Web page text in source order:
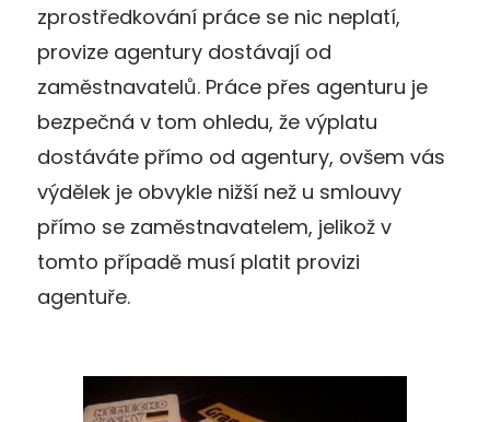
zprostředkování práce se nic neplatí,
provize agentury dostávají od
zaměstnavatelů. Práce přes agenturu je
bezpečná v tom ohledu, že výplatu
dostáváte přímo od agentury, ovšem vás
výdělek je obvykle nižší než u smlouvy
přímo se zaměstnavatelem, jelikož v
tomto případě musí platit provizi
agentuře.